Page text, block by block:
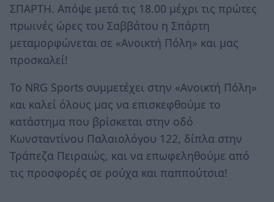
ΣΠΑΡΤΗ. Απόψε μετά τις 18.00 μέχρι τις πρώτες
πρωινές ώρες του Σαββάτου η Σπάρτη
μεταμορφώνεται σε «Ανοικτή Πόλη» και μας
προσκαλεί!
Το NRG Sports συμμετέχει στην «Ανοικτή Πόλη»
και καλεί όλους μας να επισκεφθούμε το
κατάστημα που βρίσκεται στην οδό
Κωνσταντίνου Παλαιολόγου 122, δίπλα στην
Τράπεζα Πειραιώς, και να επωφεληθούμε από
τις προσφορές σε ρούχα και παππούτσια!